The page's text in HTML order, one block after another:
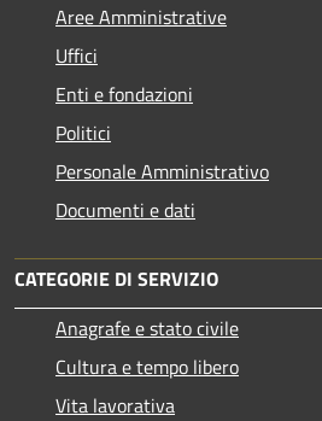
Aree Amministrative
Uffici
Enti e fondazioni
Politici
Personale Amministrativo
Documenti e dati
CATEGORIE DI SERVIZIO
Anagrafe e stato civile
Cultura e tempo libero
Vita lavorativa